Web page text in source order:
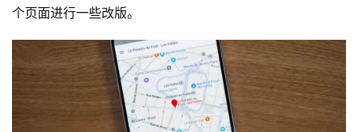
个页面进行一些改版。